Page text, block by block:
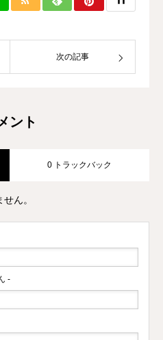
で、高い指導力に定評があり、
クシング界初のコンサルタント
ジム運営やトレーナー育成にも
ている。
次の記事
ント
0 トラックバック
ん。
-